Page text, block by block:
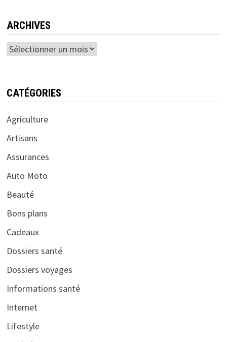
ARCHIVES
Archives
CATÉGORIES
Agriculture
Artisans
Assurances
Auto Moto
Beauté
Bons plans
Cadeaux
Dossiers santé
Dossiers voyages
Informations santé
Internet
Lifestyle